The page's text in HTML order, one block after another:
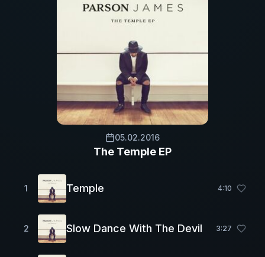
05.02.2016
The Temple EP
1 Temple 4:10
2 Slow Dance With The Devil 3:27